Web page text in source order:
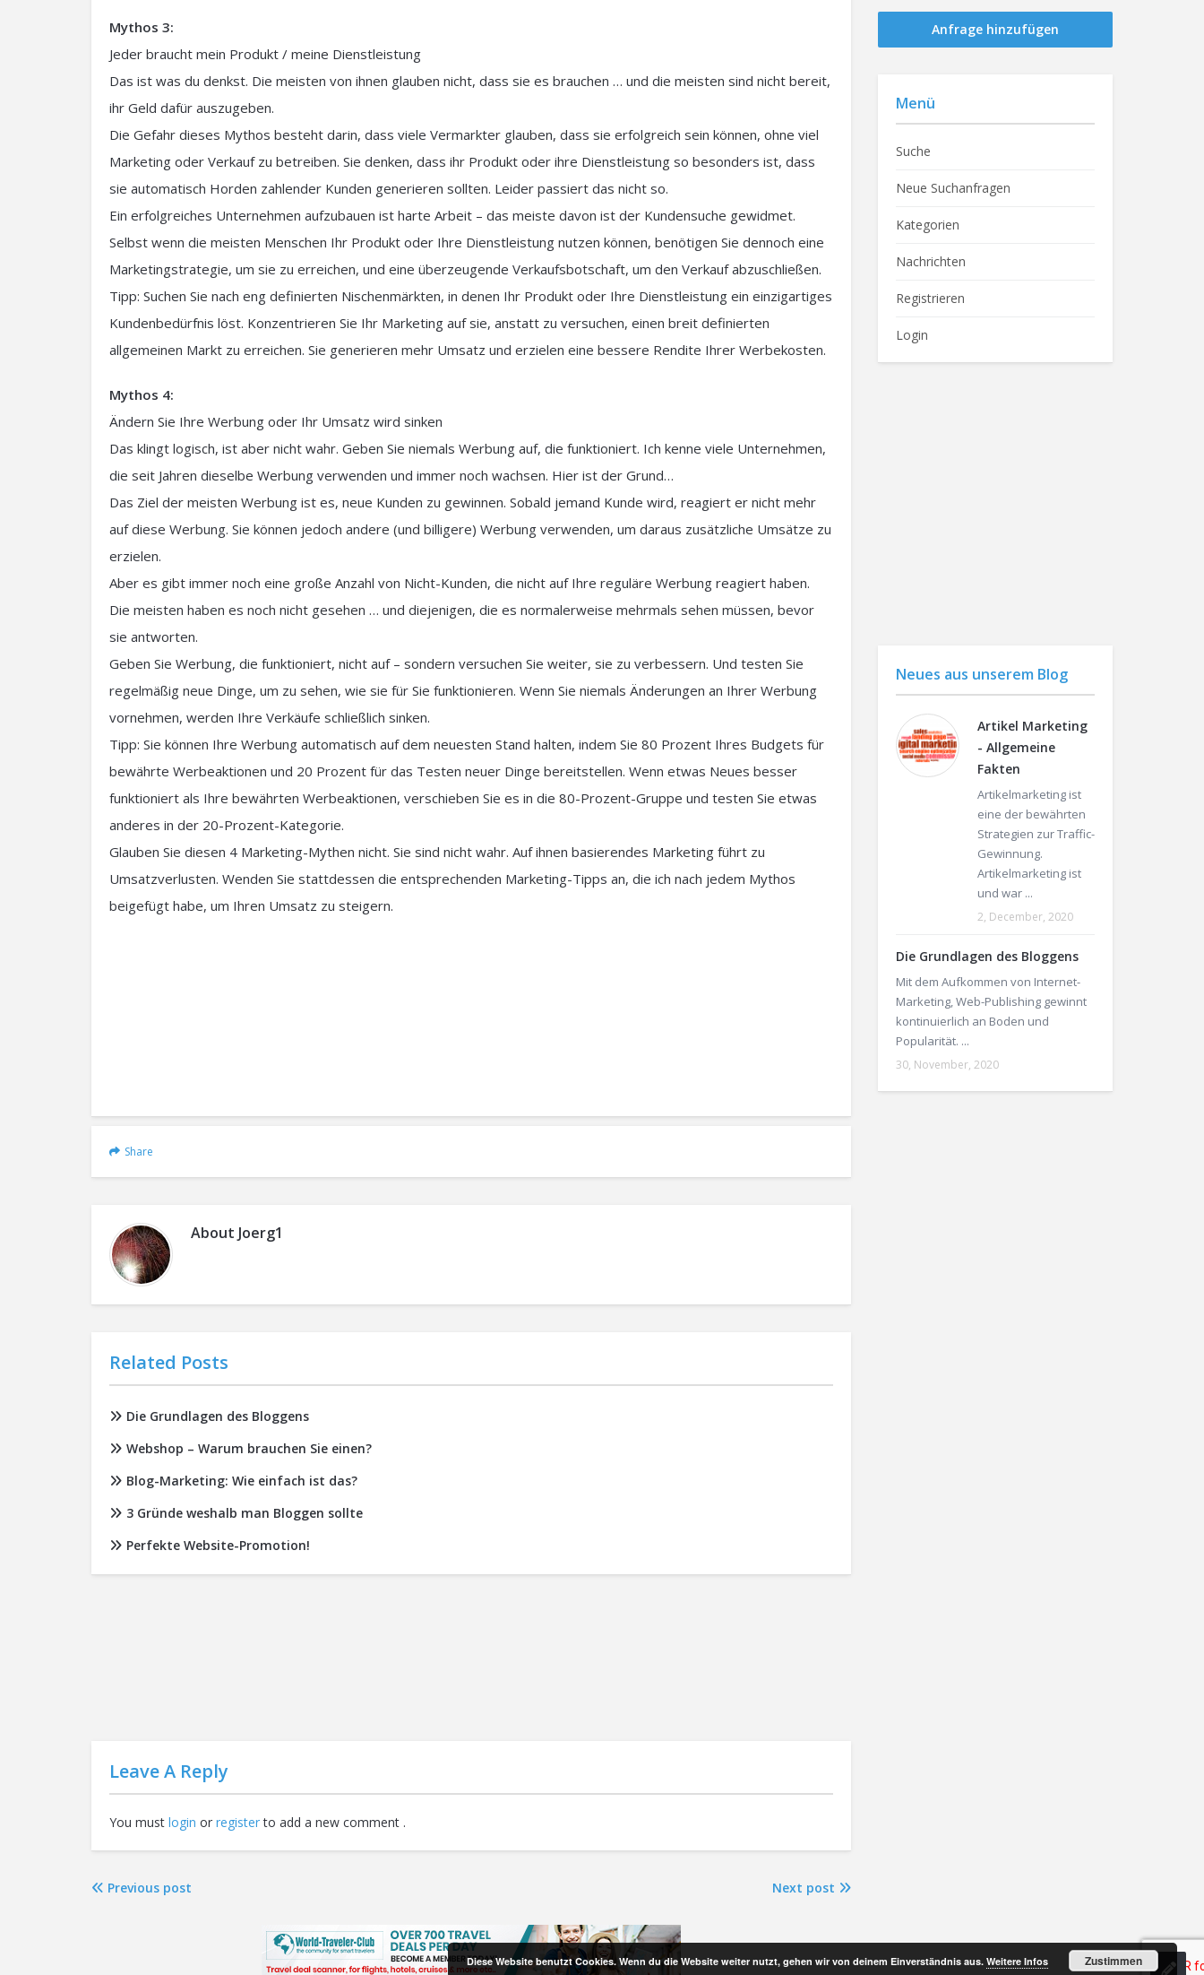
Mythos 3:
Jeder braucht mein Produkt / meine Dienstleistung
Das ist was du denkst. Die meisten von ihnen glauben nicht, dass sie es brauchen … und die meisten sind nicht bereit,
ihr Geld dafür auszugeben.
Die Gefahr dieses Mythos besteht darin, dass viele Vermarkter glauben, dass sie erfolgreich sein können, ohne viel
Marketing oder Verkauf zu betreiben. Sie denken, dass ihr Produkt oder ihre Dienstleistung so besonders ist, dass
sie automatisch Horden zahlender Kunden generieren sollten. Leider passiert das nicht so.
Ein erfolgreiches Unternehmen aufzubauen ist harte Arbeit – das meiste davon ist der Kundensuche gewidmet.
Selbst wenn die meisten Menschen Ihr Produkt oder Ihre Dienstleistung nutzen können, benötigen Sie dennoch eine
Marketingstrategie, um sie zu erreichen, und eine überzeugende Verkaufsbotschaft, um den Verkauf abzuschließen.
Tipp: Suchen Sie nach eng definierten Nischenmärkten, in denen Ihr Produkt oder Ihre Dienstleistung ein einzigartiges
Kundenbedürfnis löst. Konzentrieren Sie Ihr Marketing auf sie, anstatt zu versuchen, einen breit definierten
allgemeinen Markt zu erreichen. Sie generieren mehr Umsatz und erzielen eine bessere Rendite Ihrer Werbekosten.
Mythos 4:
Ändern Sie Ihre Werbung oder Ihr Umsatz wird sinken
Das klingt logisch, ist aber nicht wahr. Geben Sie niemals Werbung auf, die funktioniert. Ich kenne viele Unternehmen,
die seit Jahren dieselbe Werbung verwenden und immer noch wachsen. Hier ist der Grund…
Das Ziel der meisten Werbung ist es, neue Kunden zu gewinnen. Sobald jemand Kunde wird, reagiert er nicht mehr
auf diese Werbung. Sie können jedoch andere (und billigere) Werbung verwenden, um daraus zusätzliche Umsätze zu
erzielen.
Aber es gibt immer noch eine große Anzahl von Nicht-Kunden, die nicht auf Ihre reguläre Werbung reagiert haben.
Die meisten haben es noch nicht gesehen … und diejenigen, die es normalerweise mehrmals sehen müssen, bevor
sie antworten.
Geben Sie Werbung, die funktioniert, nicht auf – sondern versuchen Sie weiter, sie zu verbessern. Und testen Sie
regelmäßig neue Dinge, um zu sehen, wie sie für Sie funktionieren. Wenn Sie niemals Änderungen an Ihrer Werbung
vornehmen, werden Ihre Verkäufe schließlich sinken.
Tipp: Sie können Ihre Werbung automatisch auf dem neuesten Stand halten, indem Sie 80 Prozent Ihres Budgets für
bewährte Werbeaktionen und 20 Prozent für das Testen neuer Dinge bereitstellen. Wenn etwas Neues besser
funktioniert als Ihre bewährten Werbeaktionen, verschieben Sie es in die 80-Prozent-Gruppe und testen Sie etwas
anderes in der 20-Prozent-Kategorie.
Glauben Sie diesen 4 Marketing-Mythen nicht. Sie sind nicht wahr. Auf ihnen basierendes Marketing führt zu
Umsatzverlusten. Wenden Sie stattdessen die entsprechenden Marketing-Tipps an, die ich nach jedem Mythos
beigefügt habe, um Ihren Umsatz zu steigern.
Share
About Joerg1
Related Posts
Die Grundlagen des Bloggens
Webshop – Warum brauchen Sie einen?
Blog-Marketing: Wie einfach ist das?
3 Gründe weshalb man Bloggen sollte
Perfekte Website-Promotion!
Leave A Reply
You must login or registerto add a new comment .
Previous post Next post
Anfrage hinzufügen
Menü
Suche
Neue Suchanfragen
Kategorien
Nachrichten
Registrieren
Login
Neues aus unserem Blog
Artikel Marketing
- Allgemeine
Fakten
Artikelmarketing ist
eine der bewährten
Strategien zur Traffic-
Gewinnung.
Artikelmarketing ist
und war ...
2, December, 2020
Die Grundlagen des Bloggens
Mit dem Aufkommen von Internet-
Marketing, Web-Publishing gewinnt
kontinuierlich an Boden und
Popularität. ...
30, November, 2020
Diese Website benutzt Cookies. Wenn du die Website weiter nutzt, gehen wir von deinem Einverständnis aus. Weitere Infos Zustimmen